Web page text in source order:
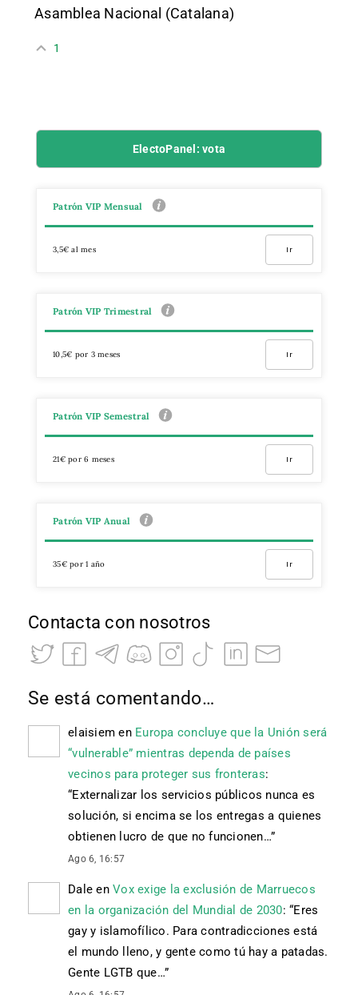
Asamblea Nacional (Catalana)
1
ElectoPanel: vota
Patrón VIP Mensual
3,5€ al mes Ir
Patrón VIP Trimestral
10,5€ por 3 meses Ir
Patrón VIP Semestral
21€ por 6 meses Ir
Patrón VIP Anual
35€ por 1 año Ir
Contacta con nosotros
Se está comentando…
elaisiem en Europa concluye que la Unión será
“vulnerable” mientras dependa de países
vecinos para proteger sus fronteras:
“Externalizar los servicios públicos nunca es
solución, si encima se los entregas a quienes
obtienen lucro de que no funcionen…”
Ago 6, 16:57
Dale en Vox exige la exclusión de Marruecos
en la organización del Mundial de 2030: “Eres
gay y islamofílico. Para contradicciones está
el mundo lleno, y gente como tú hay a patadas.
Gente LGTB que…”